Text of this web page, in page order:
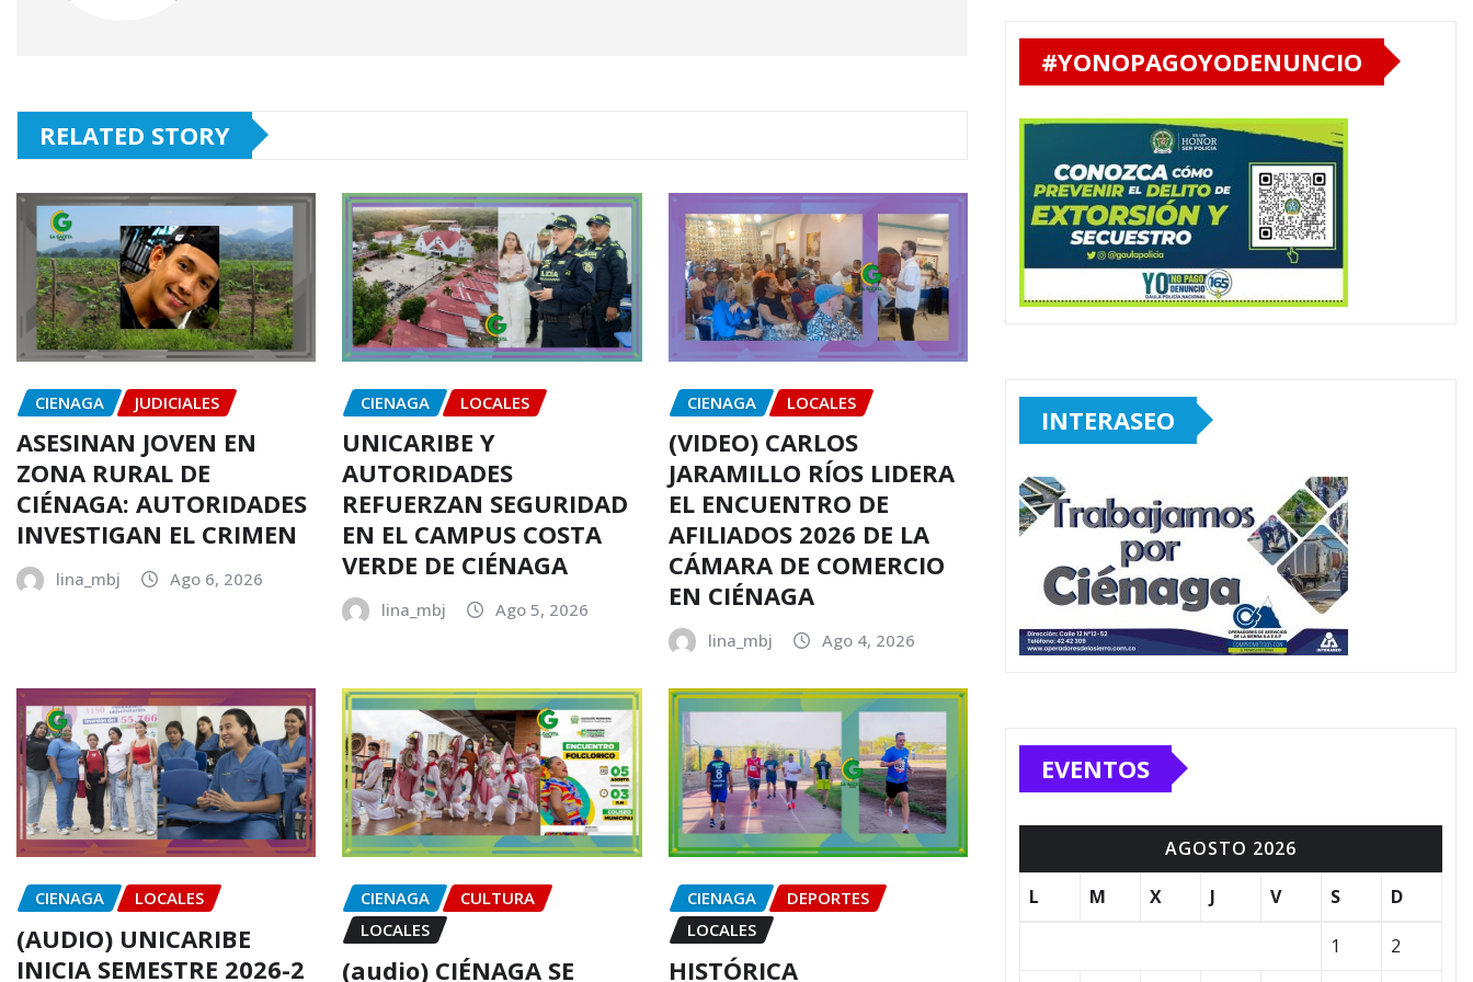
RELATED STORY
CIENAGA JUDICIALES
ASESINAN JOVEN EN
ZONA RURAL DE
CIÉNAGA: AUTORIDADES
INVESTIGAN EL CRIMEN
lina_mbj Ago 6, 2026
CIENAGA LOCALES
UNICARIBE Y
AUTORIDADES
REFUERZAN SEGURIDAD
EN EL CAMPUS COSTA
VERDE DE CIÉNAGA
lina_mbj Ago 5, 2026
CIENAGA LOCALES
(VIDEO) CARLOS
JARAMILLO RÍOS LIDERA
EL ENCUENTRO DE
AFILIADOS 2026 DE LA
CÁMARA DE COMERCIO
EN CIÉNAGA
lina_mbj Ago 4, 2026
CIENAGA LOCALES
(AUDIO) UNICARIBE
INICIA SEMESTRE 2026-2
CIENAGA
CULTURA
LOCALES
(audio) CIÉNAGA SE
CIENAGA
DEPORTES
LOCALES
HISTÓRICA
#YONOPAGOYODENUNCIO
INTERASEO
EVENTOS
AGOSTO 2026
L
M X J V S D
1
2